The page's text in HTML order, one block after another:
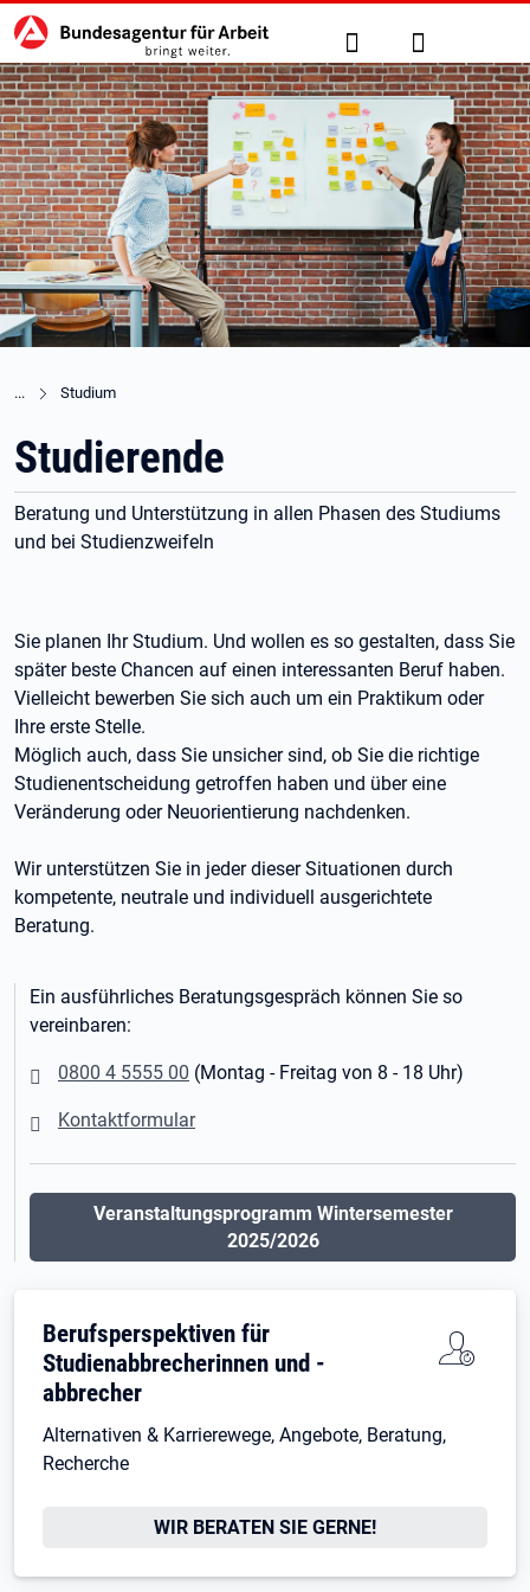
zu den Hauptinhalten springen
Hauptnavigation Suche Anmelden
Studium
Studierende
Beratung und Unterstützung in allen Phasen des Studiums
und bei Studienzweifeln
Sie planen Ihr Studium. Und wollen es so gestalten, dass Sie
später beste Chancen auf einen interessanten Beruf haben.
Vielleicht bewerben Sie sich auch um ein Praktikum oder
Ihre erste Stelle.
Möglich auch, dass Sie unsicher sind, ob Sie die richtige
Studienentscheidung getroffen haben und über eine
Veränderung oder Neuorientierung nachdenken.
Wir unterstützen Sie in jeder dieser Situationen durch
kompetente, neutrale und individuell ausgerichtete
Beratung.
Ein ausführliches Beratungsgespräch können Sie so
vereinbaren:
0800 4 5555 00 (Montag - Freitag von 8 - 18 Uhr)
Kontaktformular
Veranstaltungsprogramm Wintersemester
2025/2026
Berufsperspektiven für
Studienabbrecherinnen und -
abbrecher
Alternativen & Karrierewege, Angebote, Beratung,
Recherche
WIR BERATEN SIE GERNE!